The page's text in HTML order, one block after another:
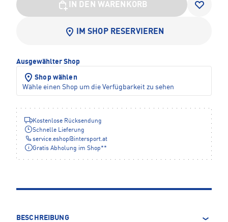
IN DEN WARENKORB
IM SHOP RESERVIEREN
Ausgewählter Shop
Shop wählen
Wähle einen Shop um die Verfügbarkeit zu sehen
Kostenlose Rücksendung
Schnelle Lieferung
service.eshop@intersport.at
Gratis Abholung im Shop**
BESCHREIBUNG